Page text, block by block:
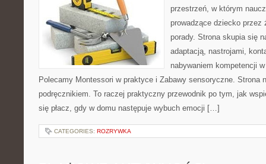
przestrzeń, w którym
prowadzące dziecko przez
porady. Strona skupia się
adaptacją, nastrojami,
nabywaniem kompetencji
Polecamy Montessori w praktyce i Zabawy sensoryczne. Strona
podręcznikiem. To raczej praktyczny przewodnik po tym, jak
się płacz, gdy w domu następuje wybuch emocji […]
CATEGORIES: ROZRYWKA